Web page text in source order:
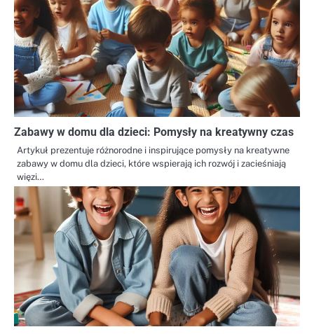
Zabawy w domu dla dzieci: Pomysły na kreatywny czas
Artykuł prezentuje różnorodne i inspirujące pomysły na kreatywne
zabawy w domu dla dzieci, które wspierają ich rozwój i zacieśniają
więzi…